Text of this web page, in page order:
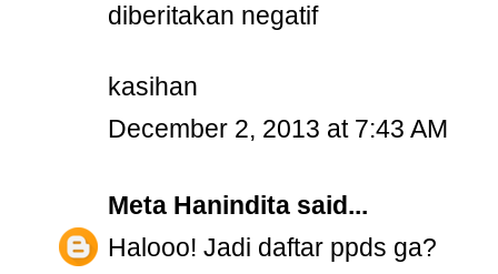
diberitakan negatif
kasihan
December 2, 2013 at 7:43 AM
Meta Hanindita said...
Halooo! Jadi daftar ppds ga?